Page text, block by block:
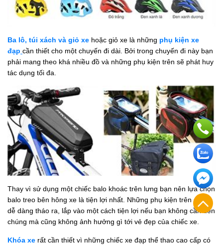
Ba lô, túi xách và giỏ xe hoặc giỏ xe là những phụ kiện xe
đạp cần thiết cho một chuyến đi dài. Bởi trong chuyến đi này bạn
phải mang theo khá nhiều đồ và những phụ kiện trên sẽ phát huy
tác dụng tối đa.
Thay vì sử dụng một chiếc balo khoác trên lưng bạn nên lựa chọn
balo treo bên hông xe là tiện lợi nhất. Những phụ kiện trên cũng
dễ dàng tháo ra, lắp vào một cách tiện lợi nếu bạn không cần đến
chúng mà cũng không ảnh hưởng gì tới vẻ đẹp của chiếc xe.
Khóa xe rất cần thiết vì những chiếc xe đạp thể thao cao cấp có